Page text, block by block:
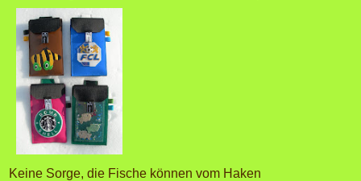
Keine Sorge, die Fische können vom Haken